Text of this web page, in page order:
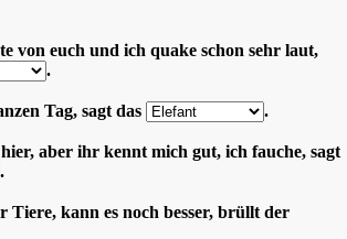
von euch und ich quake schon sehr laut,
.
Tag, sagt das .
aber ihr kennt mich gut, ich fauche, sagt
.
Tiere, kann es noch besser, brüllt der